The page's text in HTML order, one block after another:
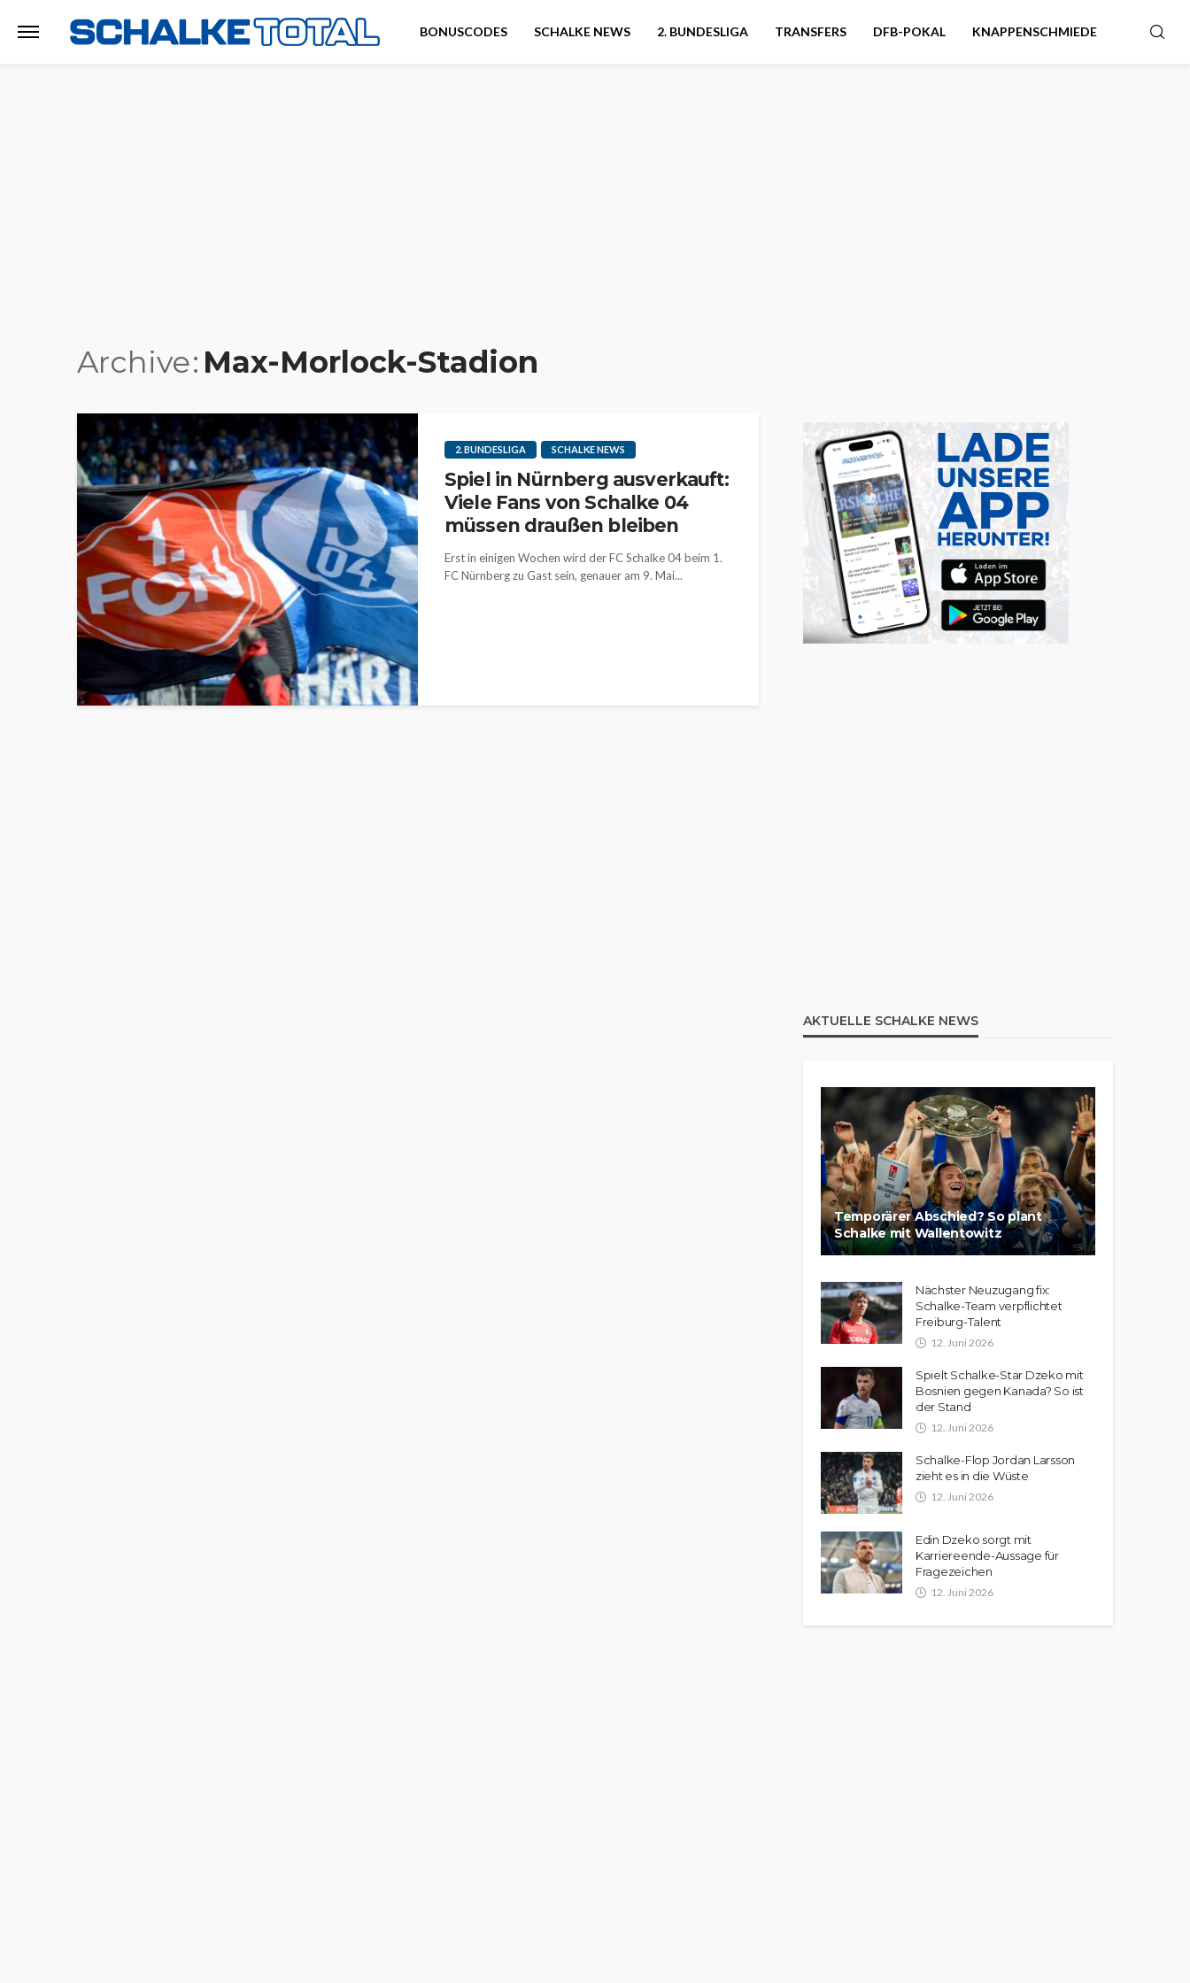
BONUSCODES SCHALKE NEWS 2. BUNDESLIGA TRANSFERS DFB-POKAL KNAPPENSCHMIEDE
Archive Max-Morlock-Stadion
2. BUNDESLIGA SCHALKE NEWS
Spiel in Nürnberg ausverkauft:
Viele Fans von Schalke 04
müssen draußen bleiben
Erst in einigen Wochen wird der FC Schalke 04 beim 1.
FC Nürnberg zu Gast sein, genauer am 9. Mai...
AKTUELLE SCHALKE NEWS
Temporärer Abschied? So plant
Schalke mit Wallentowitz
Nächster Neuzugang fix:
Schalke-Team verpflichtet
Freiburg-Talent
12. Juni 2026
Spielt Schalke-Star Dzeko mit
Bosnien gegen Kanada? So ist
der Stand
12. Juni 2026
Schalke-Flop Jordan Larsson
zieht es in die Wüste
12. Juni 2026
Edin Dzeko sorgt mit
Karriereende-Aussage für
Fragezeichen
12. Juni 2026